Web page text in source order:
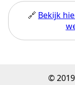
🔗 Bekijk
©